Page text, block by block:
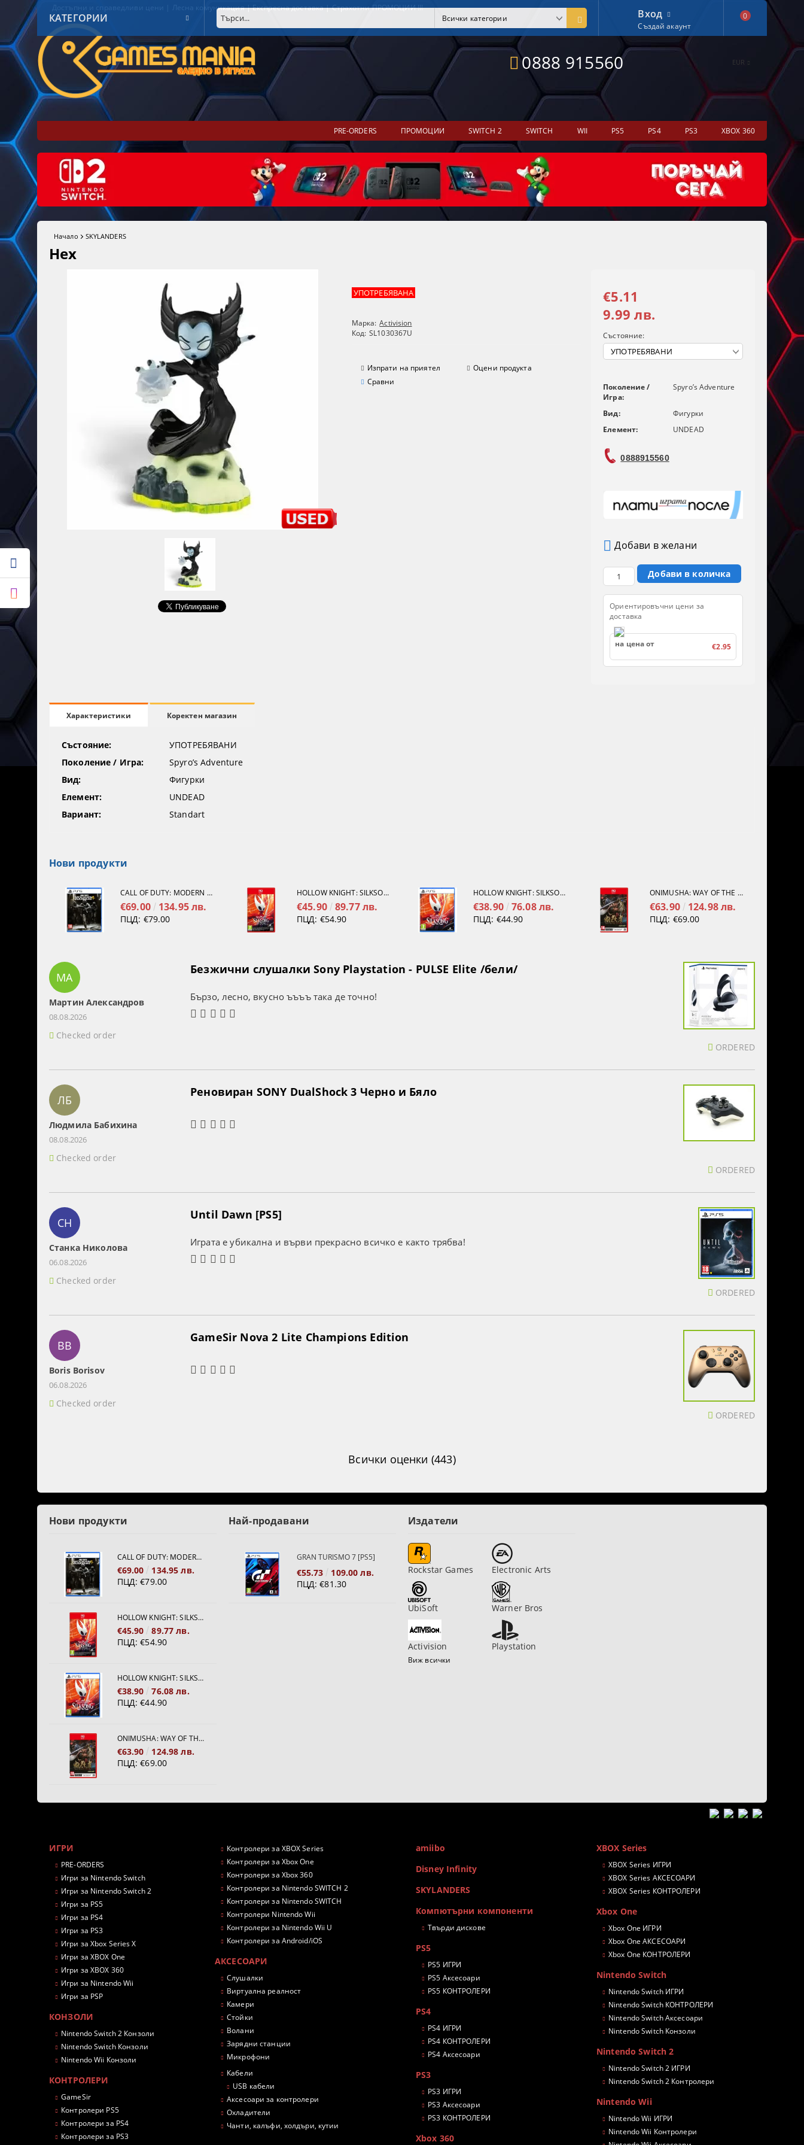
Достъпни и справедливи цени | Лесна комуникация | Експресна доставка | Страхотни ПРОМОЦИИ !!!
0888 915560 EUR
КАТЕГОРИИ Вход
Създай акаунт
0
PRE-ORDERS ПРОМОЦИИ SWITCH 2 SWITCH WII PS5 PS4 PS3 XBOX 360
Начало SKYLANDERS
Hex
УПОТРЕБЯВАНА
Марка: Activision
Код: SL1030367U
Изпрати на приятел
Оцени продукта
Сравни
€5.11
9.99 лв.
Състояние:
Поколение /
Игра:
Spyro’s Adventure
Вид:
Фигурки
Елемент:
UNDEAD
0888915560
Добави в желани
Ориентировъчни цени за
доставка
на цена от €2.95
Характеристики Коректен магазин
Състояние:
УПОТРЕБЯВАНИ
Поколение / Игра:
Spyro’s Adventure
Вид:
Фигурки
Елемент:
UNDEAD
Вариант:
Standart
Нови продукти
CALL OF DUTY: MODERN WARFARE 4[PS5]
€69.00 134.95 лв.
ПЦД: €79.00
HOLLOW KNIGHT: SILKSONG [NINTENDO SWITCH 2]
€45.90 89.77 лв.
ПЦД: €54.90
HOLLOW KNIGHT: SILKSONG [PS5]
€38.90 76.08 лв.
ПЦД: €44.90
ONIMUSHA: WAY OF THE SWORD [NINTENDO SWITCH 2]
€63.90 124.98 лв.
ПЦД: €69.00
МА
Мартин Александров
08.08.2026
Checked order
Безжични слушалки Sony Playstation - PULSE Elite /бели/
Бързо, лесно, вкусно ъъъъ така де точно!
ORDERED
ЛБ
Людмила Бабихина
08.08.2026
Checked order
Реновиран SONY DualShock 3 Черно и Бяло
ORDERED
СН
Станка Николова
06.08.2026
Checked order
Until Dawn [PS5]
Играта е убикална и върви прекрасно всичко е както трябва!
ORDERED
BB
Boris Borisov
06.08.2026
Checked order
GameSir Nova 2 Lite Champions Edition
ORDERED
Всички оценки (443)
Нови продукти
CALL OF DUTY: MODERN WARFARE 4[PS5]
€69.00
134.95 лв.
ПЦД: €79.00
HOLLOW KNIGHT: SILKSONG [NINTENDO SWITCH 2]
€45.90
89.77 лв.
ПЦД: €54.90
HOLLOW KNIGHT: SILKSONG [PS5]
€38.90
76.08 лв.
ПЦД: €44.90
ONIMUSHA: WAY OF THE SWORD [NINTENDO SWITCH 2]
€63.90
124.98 лв.
ПЦД: €69.00
Най-продавани
GRAN TURISMO 7 [PS5]
€55.73
109.00 лв.
ПЦД: €81.30
Издатели
Rockstar Games Electronic Arts
UbiSoft Warner Bros
Activision Playstation
Виж всички
ИГРИ
PRE-ORDERS
Игри за Nintendo Switch
Игри за Nintendo Switch 2
Игри за PS5
Игри за PS4
Игри за PS3
Игри за Xbox Series X
Игри за XBOX One
Игри за XBOX 360
Игри за Nintendo Wii
Игри за PSP
КОНЗОЛИ
Nintendo Switch 2 Конзоли
Nintendo Switch Конзоли
Nintendo Wii Конзоли
КОНТРОЛЕРИ
GameSir
Контролери PS5
Контролери за PS4
Контролери за PS3
Контролери за XBOX Series
Контролери за Xbox One
Контролери за Xbox 360
Контролери за Nintendo SWITCH 2
Контролери за Nintendo SWITCH
Контролери Nintendo Wii
Контролери за Nintendo Wii U
Контролери за Android/iOS
АКСЕСОАРИ
Слушалки
Виртуална реалност
Камери
Стойки
Волани
Зарядни станции
Микрофони
Кабели
USB кабели
Аксесоари за контролери
Охладители
Чанти, калъфи, холдъри, кутии
amiibo
Disney Infinity
SKYLANDERS
Компютърни компоненти
Твърди дискове
PS5
PS5 ИГРИ
PS5 Аксесоари
PS5 КОНТРОЛЕРИ
PS4
PS4 ИГРИ
PS4 КОНТРОЛЕРИ
PS4 Аксесоари
PS3
PS3 ИГРИ
PS3 Аксесоари
PS3 КОНТРОЛЕРИ
Xbox 360
XBOX Series
XBOX Series ИГРИ
XBOX Series АКСЕСОАРИ
XBOX Series КОНТРОЛЕРИ
Xbox One
Xbox One ИГРИ
Xbox One АКСЕСОАРИ
Xbox One КОНТРОЛЕРИ
Nintendo Switch
Nintendo Switch ИГРИ
Nintendo Switch КОНТРОЛЕРИ
Nintendo Switch Аксесоари
Nintendo Switch Конзоли
Nintendo Switch 2
Nintendo Switch 2 ИГРИ
Nintendo Switch 2 Контролери
Nintendo Wii
Nintendo Wii ИГРИ
Nintendo Wii Контролери